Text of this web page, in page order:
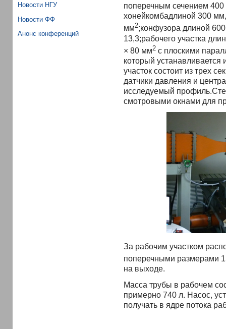
Новости НГУ
Новости ФФ
Анонс конференций
поперечным сечением
хонейкомбадлиной 300
мм2;конфузора длиной
13,3;рабочего участка
× 80 мм2 с плоскими
который
участок состоит из трех
датчики давления и
исследуемый
смотровыми окнами для
За рабочим участком
поперечными размерами
на выходе.
Масса трубы в рабочем
примерно 740 л. Насос,
получать в ядре потока